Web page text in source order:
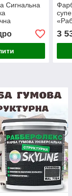
Сигнальна
емаль
SkyLine
поверхонь
3